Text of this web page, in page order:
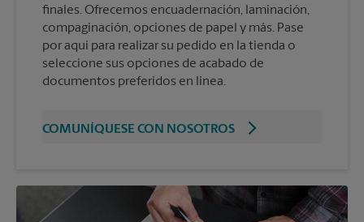
finales. Ofrecemos encuadernación, laminación,
compaginación, opciones de papel y más. Pase
por aquí para realizar su pedido en la tienda o
seleccione sus opciones de acabado de
documentos preferidos en línea.
COMUNÍQUESE CON NOSOTROS